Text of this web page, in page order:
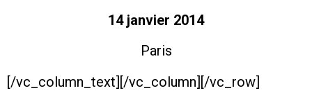
14 janvier 2014
Paris
[/vc_column_text][/vc_column][/vc_row]